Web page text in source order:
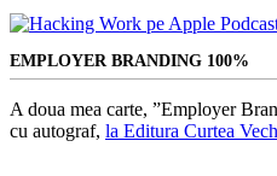
EMPLOYER BRANDING 100%
A doua mea carte, ”Employer
cu autograf, la Editura Curtea